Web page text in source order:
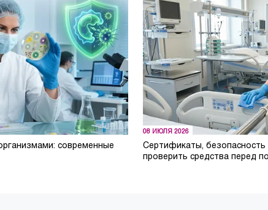
современные
08 ИЮЛЯ 2026
Сертификаты, безопасность
проверить средства перед